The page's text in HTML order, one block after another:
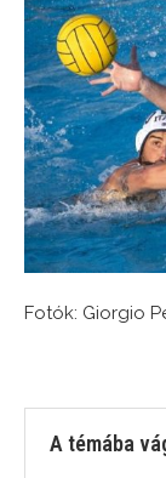
Fotók: Giorgio
A témába